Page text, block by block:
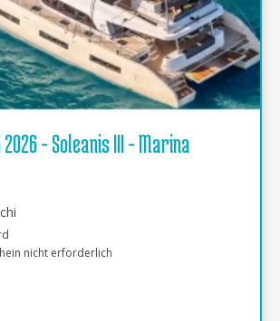
- Soleanis III - Marina
nicht erforderlich